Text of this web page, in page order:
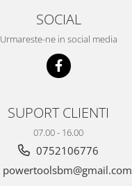
SOCIAL
Urmareste-ne in social media
SUPORT CLIENTI
07.00 - 16.00
0752106776
powertoolsbm@gmail.com